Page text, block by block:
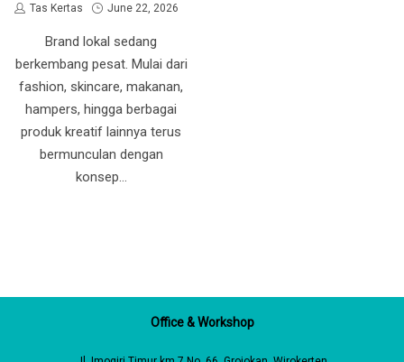
by
Tas Kertas
Posted
June 22, 2026
Brand lokal sedang
berkembang pesat. Mulai dari
fashion, skincare, makanan,
hampers, hingga berbagai
produk kreatif lainnya terus
bermunculan dengan
konsep…
Office & Workshop